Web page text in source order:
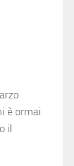
è ormai
il